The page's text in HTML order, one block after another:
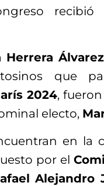
recibió
Herrera Álvarez
que
2024,
electo,
en la
por el
Alejandro